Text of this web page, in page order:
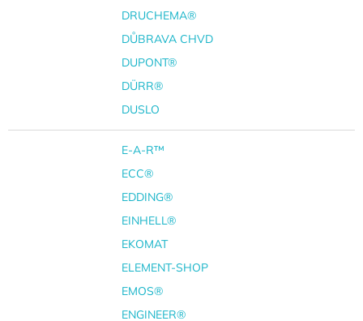
DRUCHEMA®
DŮBRAVA CHVD
DUPONT®
DÜRR®
DUSLO
E-A-R™
ECC®
EDDING®
EINHELL®
EKOMAT
ELEMENT-SHOP
EMOS®
ENGINEER®